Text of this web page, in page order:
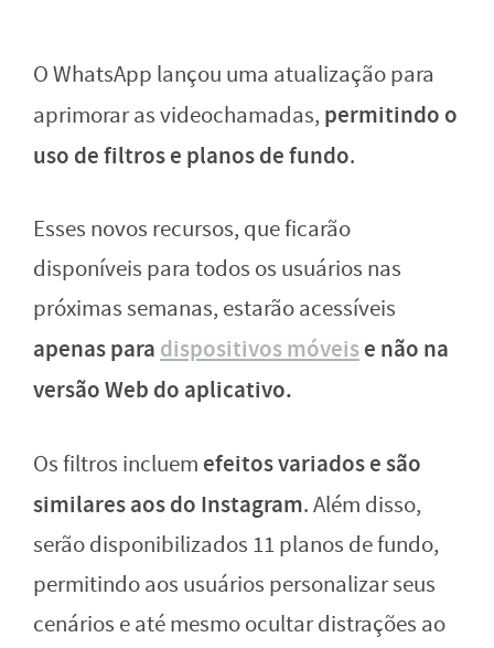
O WhatsApp lançou uma atualização para
aprimorar as videochamadas, permitindo o
uso de filtros e planos de fundo.
Esses novos recursos, que ficarão
disponíveis para todos os usuários nas
próximas semanas, estarão acessíveis
apenas para dispositivos móveise não na
versão Web do aplicativo.
Os filtros incluem efeitos variados e são
similares aos do Instagram. Além disso,
serão disponibilizados 11 planos de fundo,
permitindo aos usuários personalizar seus
cenários e até mesmo ocultar distrações ao